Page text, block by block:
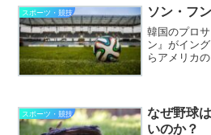
とが議論さ
のプロ野球
スポーツ・競技 ソン・フ
韓国のプロ
ン』がイン
らアメリカ
名度に関す
スポーツ・競技
なぜ野球
いのか？